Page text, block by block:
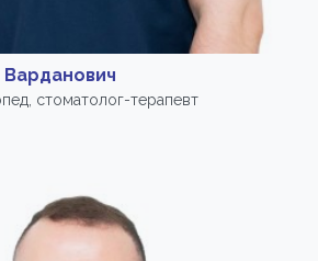
стоматолог-терапевт